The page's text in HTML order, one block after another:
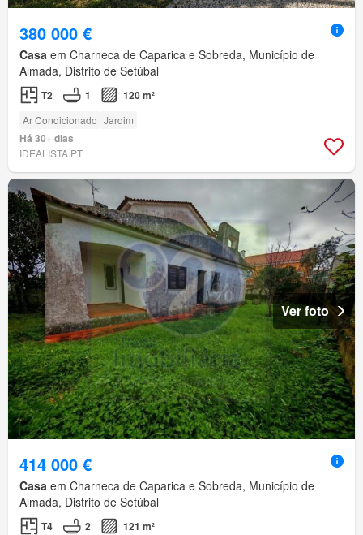
380 000 €
Casa em Charneca de Caparica e Sobreda, Município de
Almada, Distrito de Setúbal
T2 1 120 m²
Ar Condicionado Jardim
Há 30+ dias
IDEALISTA.PT
Ver foto
414 000 €
Casa em Charneca de Caparica e Sobreda, Município de
Almada, Distrito de Setúbal
T4 2 121 m²